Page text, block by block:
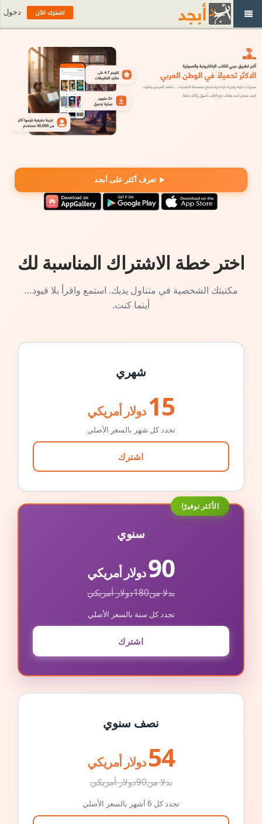
تعرف أكثر على أبجد
اختر خطة الاشتراك المناسبة لك
مكتبتك الشخصية في متناول يديك. استمع واقرأ بلا قيود…
أينما كنت.
شهري
15 دولار أمريكي
تجدد كل شهر بالسعر الأصلي
اشترك
الأكثر توفيرًا
سنوي
90دولار أمريكي
بدلا من180دولار أمريكي
تجدد كل سنة بالسعر الأصلي
اشترك
نصف سنوي
54 دولار أمريكي
بدلا من90دولار أمريكي
تجدد كل 6 أشهر بالسعر الأصلي
اشترك الآن دخول